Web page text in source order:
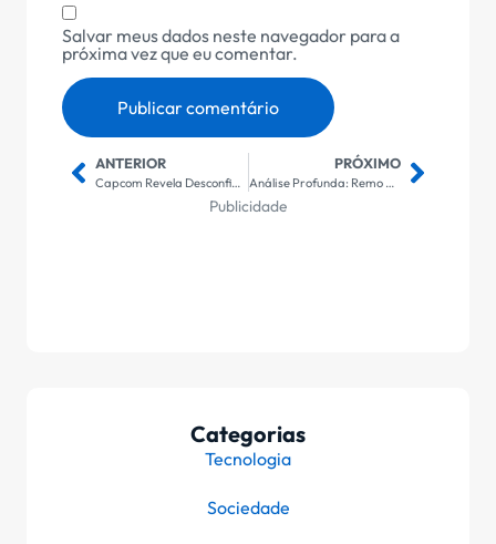
Salvar meus dados neste navegador para a
próxima vez que eu comentar.
ANTERIOR
Capcom Revela Desconfiança Inicial no Switch 2, Mas Resident Evil Requiem Surpreende ao Rodar com Facilidade no Console
PRÓXIMO
Análise Profunda: Remo Enfrenta Internacional – Estatísticas e Previsões para o Grande Confronto
Publicidade
Categorias
Tecnologia
Sociedade